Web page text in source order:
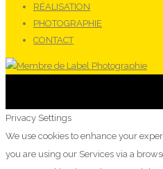
RÉALISATION
PHOTOGRAPHIE
CONTACT
Privacy Settings
We use cookies to enhance your
you are using our Services via a